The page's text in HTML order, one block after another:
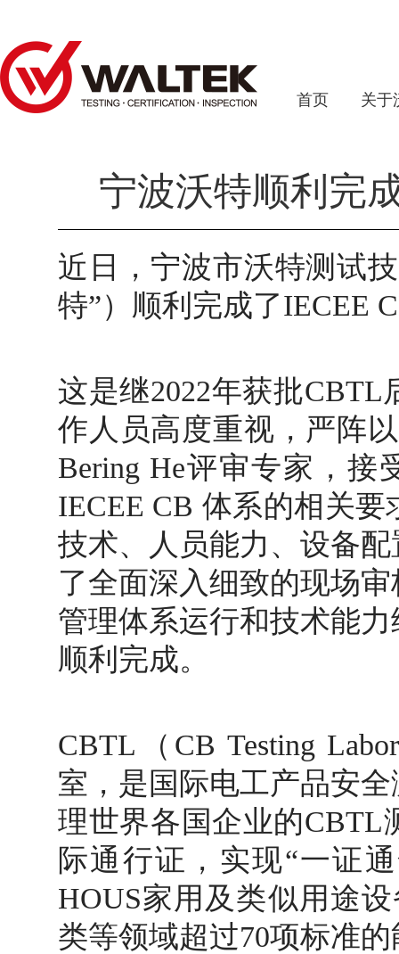
首页 关于
宁波沃特顺利完
近日，宁波市沃特测试
特”）顺利完成了IECEE
这是继2022年获批
作人员高度重视，严阵
Bering He评审专家，接
IECEE CB 体系的相关
技术、人员能力、设备
了全面深入细致的现场
管理体系运行和技术能
顺利完成。
CBTL（CB Testing
室，是国际电工产品安
理世界各国企业的CBTL
际通行证，实现“一证
HOUS家用及类似用途
类等领域超过70项标准